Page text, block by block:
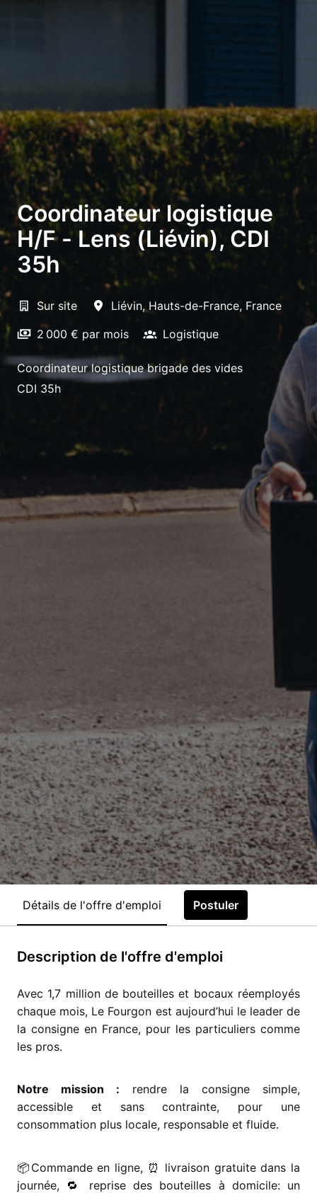
Coordinateur logistique
H/F - Lens (Liévin), CDI
35h
Sur site Liévin, Hauts-de-France, France
2 000 € par mois
Logistique
Coordinateur logistique brigade des vides
CDI 35h
Détails de l'offre d'emploi Postuler
Description de l'offre d'emploi
Avec 1,7 million de bouteilles et bocaux réemployés
chaque mois, Le Fourgon est aujourd’hui le leader de
la consigne en France, pour les particuliers comme
les pros.
Notre mission : rendre la consigne simple,
accessible et sans contrainte, pour une
consommation plus locale, responsable et fluide.
📦 Commande en ligne, ⏰ livraison gratuite dans la
journée, 🔁 reprise des bouteilles à domicile: un